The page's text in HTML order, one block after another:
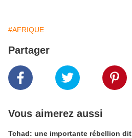
#AFRIQUE
Partager
Vous aimerez aussi
Tchad: une importante rébellion dit